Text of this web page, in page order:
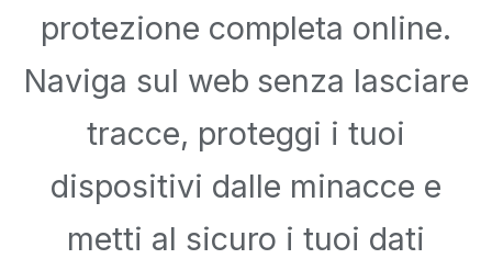
protezione completa online.
Naviga sul web senza lasciare
tracce, proteggi i tuoi
dispositivi dalle minacce e
metti al sicuro i tuoi dati